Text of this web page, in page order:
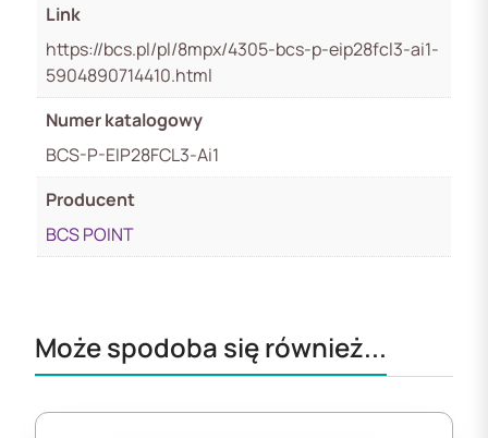
Link
https://bcs.pl/pl/8mpx/4305-bcs-p-eip28fcl3-ai1-
5904890714410.html
Numer katalogowy
BCS-P-EIP28FCL3-Ai1
Producent
BCS POINT
Może spodoba się również...